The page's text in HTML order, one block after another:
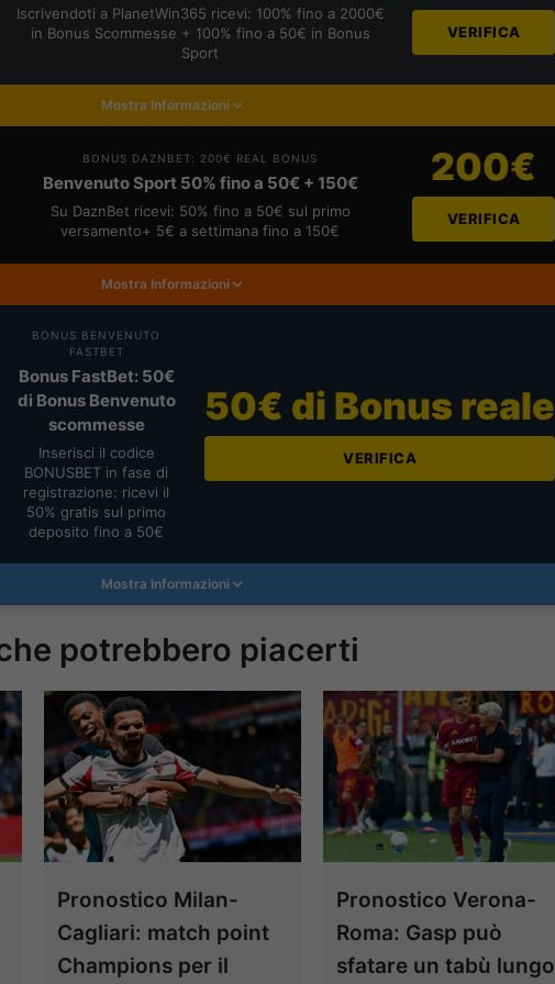
Iscrivendoti a PlanetWin365 ricevi: 100% fino a 2000€
in Bonus Scommesse + 100% fino a 50€ in Bonus
Sport
VERIFICA
Mostra Informazioni
BONUS DAZNBET: 200€ REAL BONUS
Benvenuto Sport 50% fino a 50€ + 150€
Su DaznBet ricevi: 50% fino a 50€ sul primo
versamento+ 5€ a settimana fino a 150€
200€
VERIFICA
Mostra Informazioni
BONUS BENVENUTO
FASTBET
Bonus FastBet: 50€
di Bonus Benvenuto
scommesse
Inserisci il codice
BONUSBET in fase di
registrazione: ricevi il
50% gratis sul primo
deposito fino a 50€
50€ di Bonus reale
VERIFICA
Mostra Informazioni
potrebbero piacerti
Pronostico Milan-
Cagliari: match point
Champions per il
Pronostico Verona-
Roma: Gasp può
sfatare un tabù lungo